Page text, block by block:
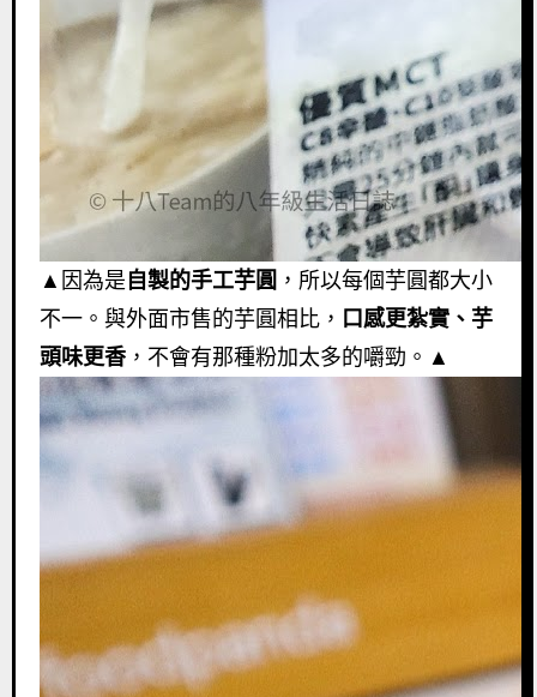
▲因為是 自製的手工芋圓 ，所以每個芋圓都大小
不一。與外面市售的芋圓相比， 口感更紮實、芋
頭味更香，不會有那種粉加太多的嚼勁。▲